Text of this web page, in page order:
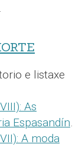
.
e listaxe
As
Espasandín.
A moda